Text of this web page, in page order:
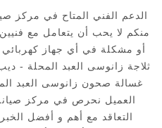
الدعم الفني المتاح في مركز
منكم لا يحب أن يتعامل مع
أو مشكلة في أي جهاز كهربائي
ثلاجة زانوسى العبد المحلة -
غسالة صحون زانوسى العبد
العميل نحرص في مركز
التعاقد مع أهم و أفضل